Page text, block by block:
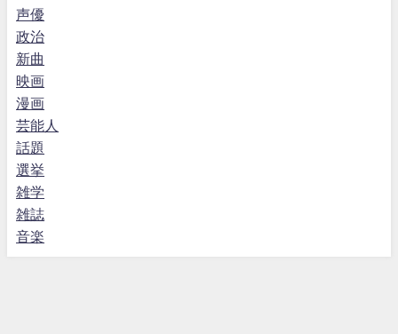
声優
政治
新曲
映画
漫画
芸能人
話題
選挙
雑学
雑誌
音楽